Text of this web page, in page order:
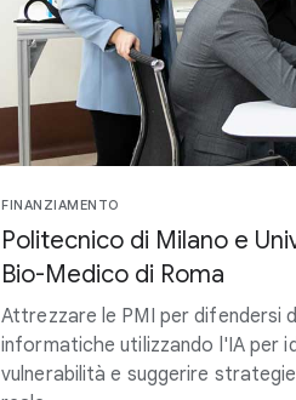
FINANZIAMENTO
Politecnico di Milano e
Bio-Medico di Roma
Attrezzare le PMI per difendersi
informatiche utilizzando l'IA per
vulnerabilità e suggerire